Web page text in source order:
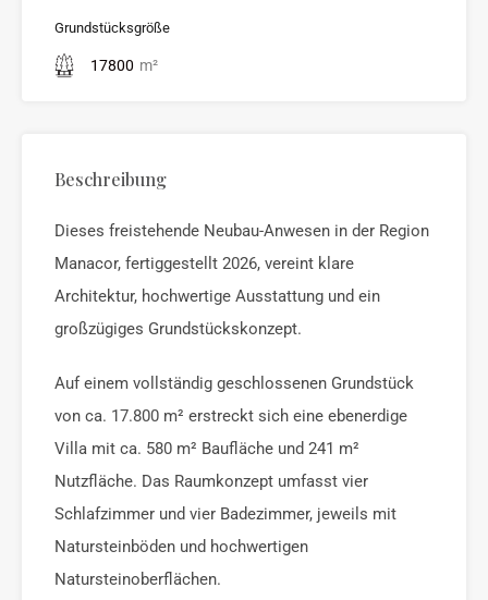
Grundstücksgröße
17800 m²
Beschreibung
Dieses freistehende Neubau-Anwesen in der Region
Manacor, fertiggestellt 2026, vereint klare
Architektur, hochwertige Ausstattung und ein
großzügiges Grundstückskonzept.
Auf einem vollständig geschlossenen Grundstück
von ca. 17.800 m² erstreckt sich eine ebenerdige
Villa mit ca. 580 m² Baufläche und 241 m²
Nutzfläche. Das Raumkonzept umfasst vier
Schlafzimmer und vier Badezimmer, jeweils mit
Natursteinböden und hochwertigen
Natursteinoberflächen.